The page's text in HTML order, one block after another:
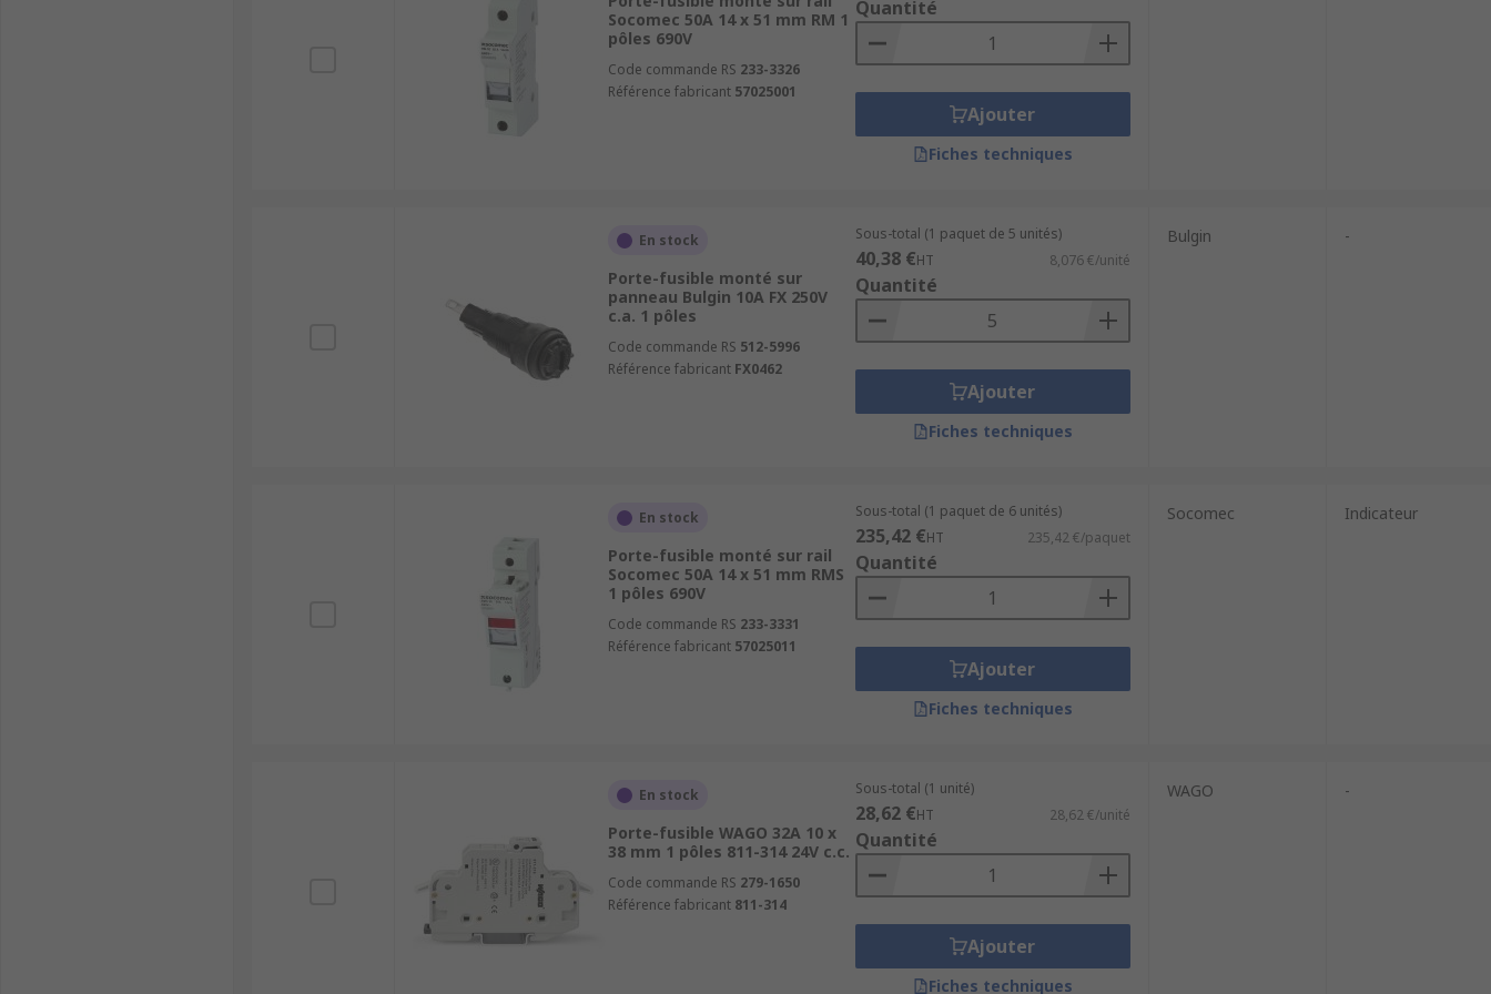
Socomec 50A 14 x 51 mm RM 1
pôles 690V
Code commande RS 233-3326
Référence fabricant 57025001
Quantité
Ajouter
Fiches techniques
En stock
Porte-fusible monté sur
panneau Bulgin 10A FX 250V
c.a. 1 pôles
Code commande RS 512-5996
Référence fabricant FX0462
Sous-total (1 paquet de 5 unités)
40,38 €HT 8,076 €/unité
Quantité
Ajouter
Fiches techniques
Bulgin -
En stock
Porte-fusible monté sur rail
Socomec 50A 14 x 51 mm RMS
1 pôles 690V
Code commande RS 233-3331
Référence fabricant 57025011
Sous-total (1 paquet de 6 unités)
235,42 €HT 235,42 €/paquet
Quantité
Ajouter
Fiches techniques
Socomec Indicateur
En stock
Porte-fusible WAGO 32A 10 x
38 mm 1 pôles 811-314 24V c.c.
Code commande RS 279-1650
Référence fabricant 811-314
Sous-total (1 unité)
28,62 €HT 28,62 €/unité
Quantité
Ajouter
Fiches techniques
WAGO -